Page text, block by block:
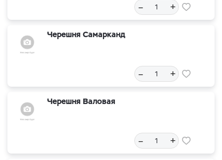
– +
Черешня Самарканд
– +
Черешня Валовая
– +